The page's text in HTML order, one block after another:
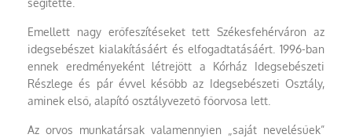
segítette.
Emellett nagy erőfeszítéseket tett Székesfehérváron az
idegsebészet kialakításáért és elfogadtatásáért. 1996-ban
ennek eredményeként létrejött a Kórház Idegsebészeti
Részlege és pár évvel később az Idegsebészeti Osztály,
aminek első, alapító osztályvezető főorvosa lett.
Az orvos munkatársak valamennyien „saját nevelésűek”